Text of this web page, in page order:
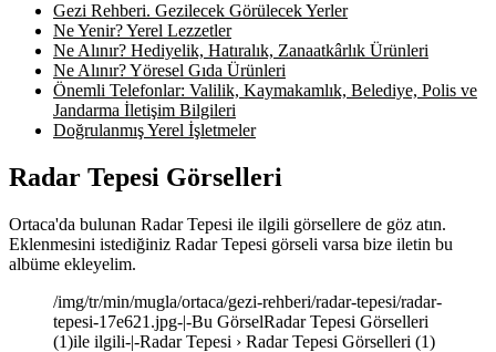
Gezi Rehberi. Gezilecek Görülecek Yerler
Ne Yenir? Yerel Lezzetler
Ne Alınır? Hediyelik, Hatıralık, Zanaatkârlık Ürünleri
Ne Alınır? Yöresel Gıda Ürünleri
Önemli Telefonlar: Valilik, Kaymakamlık, Belediye, Polis ve
Jandarma İletişim Bilgileri
Doğrulanmış Yerel İşletmeler
Radar Tepesi Görselleri
Ortaca'da bulunan Radar Tepesi ile ilgili görsellere de göz atın.
Eklenmesini istediğiniz Radar Tepesi görseli varsa bize iletin bu
albüme ekleyelim.
/img/tr/min/mugla/ortaca/gezi-rehberi/radar-tepesi/radar-
tepesi-17e621.jpg-|-Bu GörselRadar Tepesi Görselleri
(1)ile ilgili-|-Radar Tepesi › Radar Tepesi Görselleri (1)